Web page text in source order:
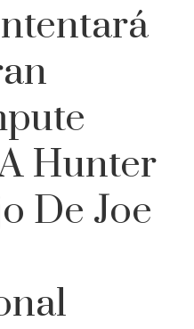
Hunter
De Joe